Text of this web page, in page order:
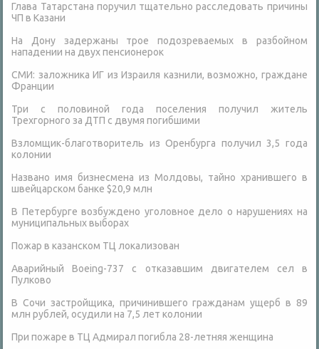
Глава Татарстана поручил тщательно расследовать причины
ЧП в Казани
На Дону задержаны трое подозреваемых в разбойном
нападении на двух пенсионерок
СМИ: заложника ИГ из Израиля казнили, возможно, граждане
Франции
Три с половиной года поселения получил житель
Трехгорного за ДТП с двумя погибшими
Взломщик-благотворитель из Оренбурга получил 3,5 года
колонии
Названо имя бизнесмена из Молдовы, тайно хранившего в
швейцарском банке $20,9 млн
В Петербурге возбуждено уголовное дело о нарушениях на
муниципальных выборах
Пожар в казанском ТЦ локализован
Аварийный Boeing-737 с отказавшим двигателем сел в
Пулково
В Сочи застройщика, причинившего гражданам ущерб в 89
млн рублей, осудили на 7,5 лет колонии
При пожаре в ТЦ Адмирал погибла 28-летняя женщина